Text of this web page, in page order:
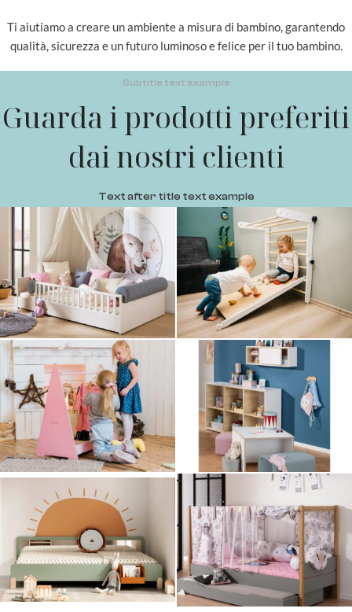
Ti aiutiamo a creare un ambiente a misura di bambino, garantendo
qualità, sicurezza e un futuro luminoso e felice per il tuo bambino.
Subtitle text example
Guarda i prodotti preferiti
dai nostri clienti
Text after title text example